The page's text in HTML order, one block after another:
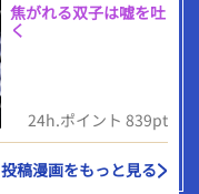
焦がれる双子は嘘を吐
く
24h.ポイント 839pt
投稿漫画をもっと見る